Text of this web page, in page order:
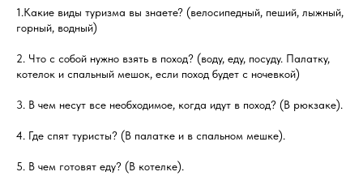
1.Какие виды туризма вы знаете? (велосипедный, пеший, лыжный,
горный, водный)
2. Что с собой нужно взять в поход? (воду, еду, посуду. Палатку,
котелок и спальный мешок, если поход будет с ночевкой)
3. В чем несут все необходимое, когда идут в поход? (В рюкзаке).
4. Где спят туристы? (В палатке и в спальном мешке).
5. В чем готовят еду? (В котелке).